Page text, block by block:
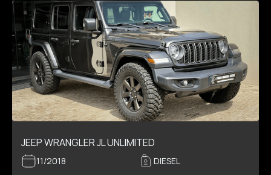
JEEP WRANGLER JL UNLIMITED
11/2018
DIESEL